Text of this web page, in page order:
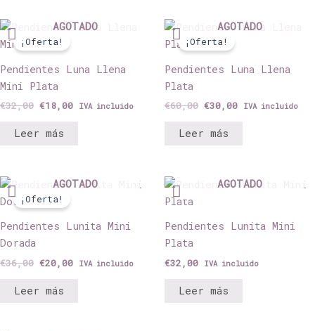
AGOTADO
¡Oferta!
Pendientes Luna Llena
Mini Plata
€32,00
precio
original
€32,00.
€18,00
El
€18,00.
IVA incluido
Leer más
AGOTADO
¡Oferta!
Pendientes Luna Llena
Plata
€60,00
precio
original
€60,00.
€30,00
El
€30,00.
IVA incluido
Leer más
AGOTADO
¡Oferta!
Pendientes Lunita Mini
Dorada
€36,00
precio
original
€36,00.
€20,00
El
€20,00.
IVA incluido
Leer más
AGOTADO
Pendientes Lunita Mini
Plata
€32,00 IVA incluido
Leer más